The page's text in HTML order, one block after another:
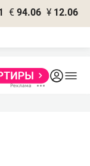
€ 94.06 ¥ 12.06